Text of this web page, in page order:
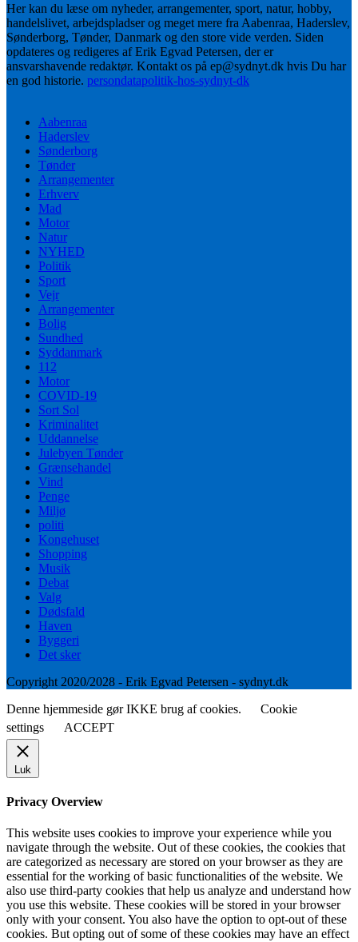
Her kan du læse om nyheder, arrangementer, sport, natur, hobby,
handelslivet, arbejdspladser og meget mere fra Aabenraa, Haderslev,
Sønderborg, Tønder, Danmark og den store vide verden. Siden
opdateres og redigeres af Erik Egvad Petersen, der er
ansvarshavende redaktør. Kontakt os på ep@sydnyt.dk hvis Du har
en god historie. persondatapolitik-hos-sydnyt-dk
Aabenraa
Haderslev
Sønderborg
Tønder
Arrangementer
Erhverv
Mad
Motor
Natur
NYHED
Politik
Sport
Vejr
Arrangementer
Bolig
Sundhed
Syddanmark
112
Motor
COVID-19
Sort Sol
Kriminalitet
Uddannelse
Julebyen Tønder
Grænsehandel
Vind
Penge
Miljø
politi
Kongehuset
Shopping
Musik
Debat
Valg
Dødsfald
Haven
Byggeri
Det sker
Copyright 2020/2028 - Erik Egvad Petersen - sydnyt.dk
Denne hjemmeside gør IKKE brug af cookies.
Cookie
settings
ACCEPT
Luk
Privacy Overview
This website uses cookies to improve your experience while you
navigate through the website. Out of these cookies, the cookies that
are categorized as necessary are stored on your browser as they are
essential for the working of basic functionalities of the website. We
also use third-party cookies that help us analyze and understand how
you use this website. These cookies will be stored in your browser
only with your consent. You also have the option to opt-out of these
cookies. But opting out of some of these cookies may have an effect